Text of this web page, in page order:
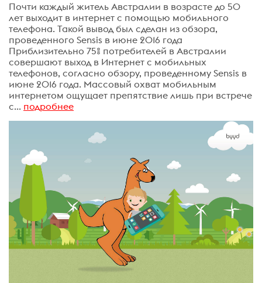
Почти каждый житель Австралии в возрасте до 50
лет выходит в интернет с помощью мобильного
телефона. Такой вывод был сделан из обзора,
проведенного Sensis в июне 2016 года
Приблизительно 75% потребителей в Австралии
совершают выход в Интернет с мобильных
телефонов, согласно обзору, проведенному Sensis в
июне 2016 года. Массовый охват мобильным
интернетом ощущает препятствие лишь при встрече
с... подробнее